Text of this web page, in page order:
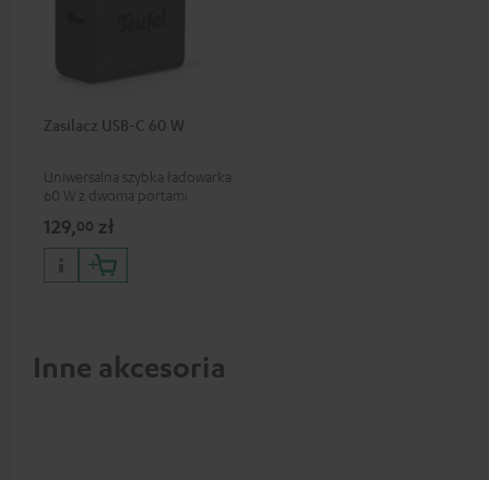
Zasilacz USB-C 60 W
Uniwersalna szybka ładowarka
60 W z dwoma portami
/ USB 7,5 W) do słuchawek i
urządzeń przenośnych, a
także laptopów i innych
urządzeń o napięciu
129,00 zł
Inne akcesoria